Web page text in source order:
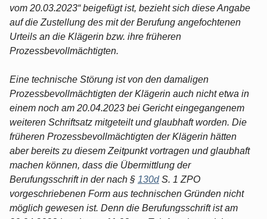
vom 20.03.2023“ beigefügt ist, bezieht sich diese Angabe
auf die Zustellung des mit der Berufung angefochtenen
Urteils an die Klägerin bzw. ihre früheren
Prozessbevollmächtigten.
Eine technische Störung ist von den damaligen
Prozessbevollmächtigten der Klägerin auch nicht etwa in
einem noch am 20.04.2023 bei Gericht eingegangenem
weiteren Schriftsatz mitgeteilt und glaubhaft worden. Die
früheren Prozessbevollmächtigten der Klägerin hätten
aber bereits zu diesem Zeitpunkt vortragen und glaubhaft
machen können, dass die Übermittlung der
Berufungsschrift in der nach § 130dS. 1 ZPO
vorgeschriebenen Form aus technischen Gründen nicht
möglich gewesen ist. Denn die Berufungsschrift ist am